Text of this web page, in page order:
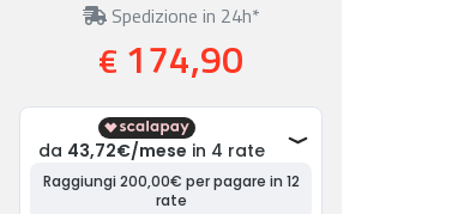
Spedizione in 24h*
€ 174,90